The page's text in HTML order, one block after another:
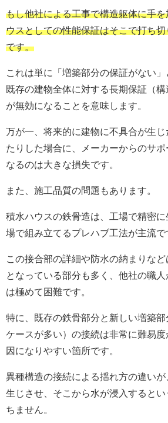
もし他社による工事で構造躯体に手
ウスとしての性能保証はそこで打ち
です。
これは単に「増築部分の保証がない」
既存の建物全体に対する長期保証（構
が無効になることを意味します。
万が一、将来的に建物に不具合が生
たりした場合に、メーカーからのサポ
なるのは大きな損失です。
また、施工品質の問題もあります。
積水ハウスの鉄骨造は、工場で精密
場で組み立てるプレハブ工法が主流で
この接合部の詳細や防水の納まりな
となっている部分も多く、他社の職
は極めて困難です。
特に、既存の鉄骨部分と新しい増築
ケースが多い）の接続は非常に難易
因になりやすい箇所です。
異種構造の接続による揺れ方の違い
生じさせ、そこから水が浸入すると
ちません。